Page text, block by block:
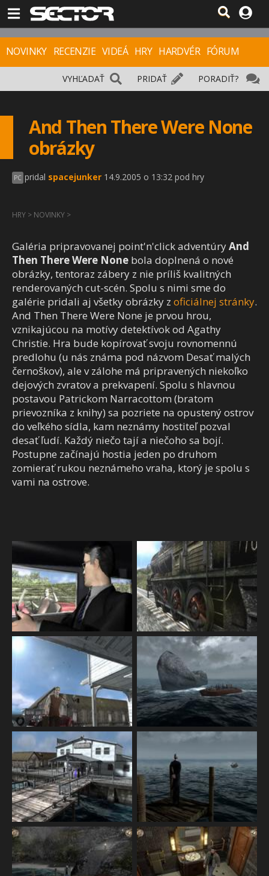
NOVINKY RECENZIE VIDEÁ HRY HARDVÉR FÓRUM
PORADIŤ?
PRIDAŤ
VYHĽADAŤ
And Then There Were None
obrázky
PC pridal spacejunker 14.9.2005 o 13:32 pod hry
HRY > NOVINKY >
Galéria pripravovanej point'n'click adventúryAnd
Then There Were None bola doplnená o nové
obrázky, tentoraz zábery z nie príliš kvalitných
renderovaných cut-scén. Spolu s nimi sme do
galérie pridali aj všetky obrázky z oficiálnej stránky.
And Then There Were None je prvou hrou,
vznikajúcou na motívy detektívok od Agathy
Christie. Hra bude kopírovať svoju rovnomennú
predlohu (u nás známa pod názvom Desať malých
černoškov), ale v zálohe má pripravených niekoľko
dejových zvratov a prekvapení. Spolu s hlavnou
postavou Patrickom Narracottom (bratom
prievozníka z knihy) sa pozriete na opustený ostrov
do veľkého sídla, kam neznámy hostiteľ pozval
desať ľudí. Každý niečo tají a niečoho sa bojí.
Postupne začínajú hostia jeden po druhom
zomierať rukou neznámeho vraha, ktorý je spolu s
vami na ostrove.